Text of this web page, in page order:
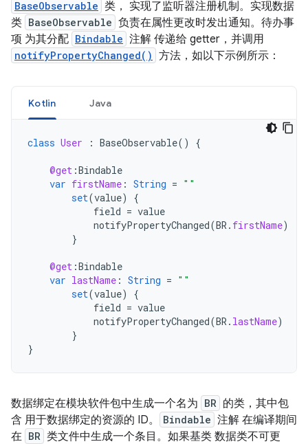
BaseObservable 类， 实现了监听器注册机制。实现数据
类 BaseObservable 负责在属性更改时发出通知。待办事
项 为其分配 Bindable 注解 传递给 getter，并调用
notifyPropertyChanged() 方法，如以下示例所示：
Kotlin Java
class User : BaseObservable() {
@get :Bindable
var firstName : String = ""
set(value)
{
field = value
notifyPropertyChanged(BR . firstName)
}
@get :Bindable
var lastName : String = ""
set(value)
{
field = value
notifyPropertyChanged(BR . lastName)
}
}
数据绑定在模块软件包中生成一个名为 BR 的类，其中包
含 用于数据绑定的资源的 ID。
Bindable 注解 在编译期间
在 BR 类文件中生成一个条目。如果基类 数据类不可更